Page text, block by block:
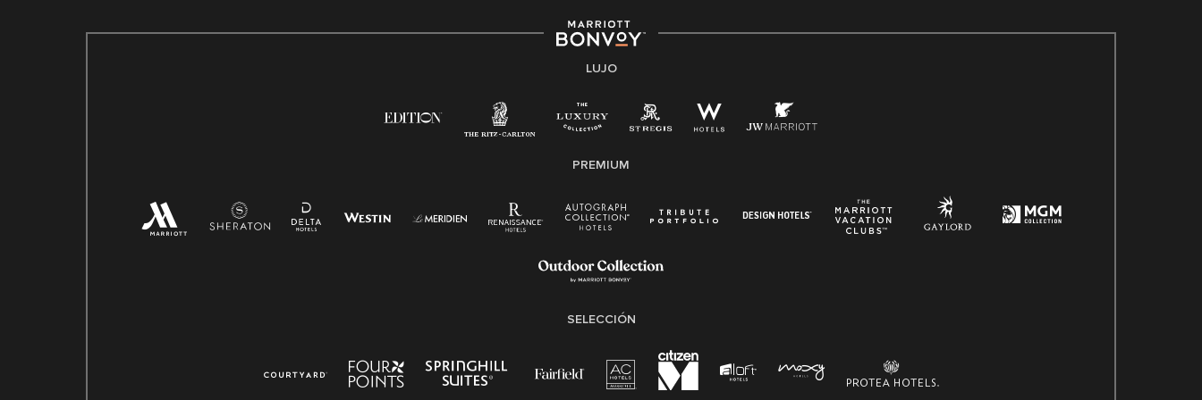
motivos de discapacidad, condición de veterano o
cualquier otra base protegida por leyes federales,
E-Verify Inglés/Español
Derecho a trabajar inglés/español
(EPPA)
Ley de licencia familiar y médica (FMLA)
LUJO
PREMIUM
SELECCIÓN